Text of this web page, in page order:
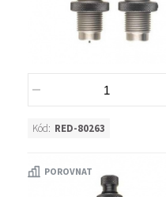
Kód: RED-80263
POROVNAT